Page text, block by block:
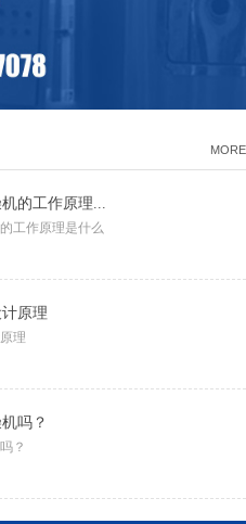
MORE
的工作原理...
工作原理是什么
原理
理
吗？
？